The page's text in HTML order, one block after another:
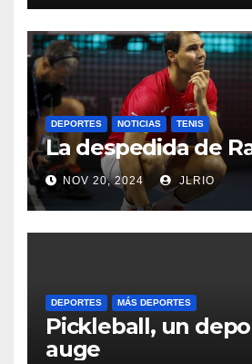
DEPORTES NOTICIAS TENIS
La despedida de
NOV 20, 2024 JLRIO
DEPORTES MÁS DEPORTES
Pickleball, un
auge